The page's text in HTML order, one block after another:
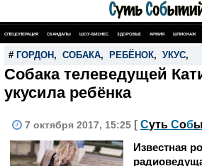
СПЕЦОПЕРАЦИЯ СКАНДАЛЫ ШОУ-БИЗНЕС ЗДОРОВЬЕ АРМИЯ ШПИОНАЖ
# ГОРДОН , СОБАКА, РЕБЁНОК, УКУС,
Собака телеведущей
укусила ребёнка
7 октября 2017, 15:25 [ Суть Соб
Известная